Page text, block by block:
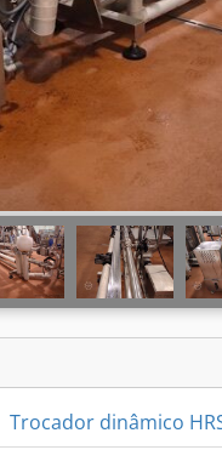
Trocador dinâmico